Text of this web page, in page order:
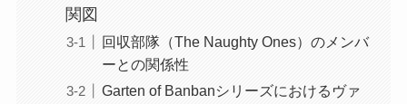
関図
回収部隊（The Naughty Ones）のメンバ
ーとの関係性
Garten of Banbanシリーズにおけるヴァ